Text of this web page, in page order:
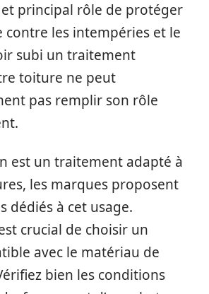
principal rôle de protéger
les intempéries et le
subi un traitement
toiture ne peut
pas remplir son rôle
est un traitement adapté à
les marques proposent
dédiés à cet usage.
crucial de choisir un
avec le matériau de
bien les conditions